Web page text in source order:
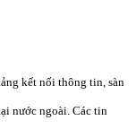
kết nối thông tin, sàn
nước ngoài. Các tin